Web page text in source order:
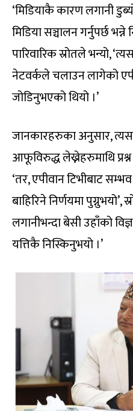
‘मिडियाकै कारण लगानी
मिडिया सञ्चालन गर्नुपर्छ
पारिवारिक स्रोतले भन्यो,
नेटवर्कले चलाउन लागेको
जोडिनुभएको थियो ।’
जानकारहरुका अनुसार,
आफूविरुद्ध लेख्नेहरुमाथि
‘तर, एपीवान टिभीबाट
बाहिरिने निर्णयमा पुग्नुभयो’,
लगानीभन्दा बेसी उहाँको
यत्तिकै निस्किनुभयो ।’